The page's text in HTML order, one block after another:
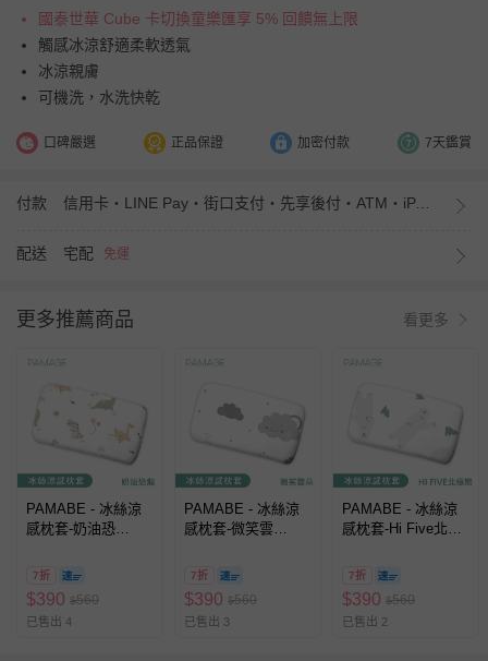
國泰世華 Cube 卡切換童樂匯享 5% 回饋無上限
觸感冰涼舒適柔軟透氣
冰涼親膚
可機洗，水洗快乾
口碑嚴選 正品保證 加密付款 7天鑑賞
付款 信用卡・LINE Pay・街口支付・先享後付・ATM・iPASS MONEY
配送 宅配 免運
更多推薦商品 看更多
PAMABE - 冰絲涼
感枕套-奶油恐
7折
$390 $560
已售出 4
PAMABE - 冰絲涼
感枕套-微笑雲
7折
$390 $560
已售出 3
PAMABE - 冰絲涼
感枕套-Hi Five北極
7折
$390 $560
已售出 2